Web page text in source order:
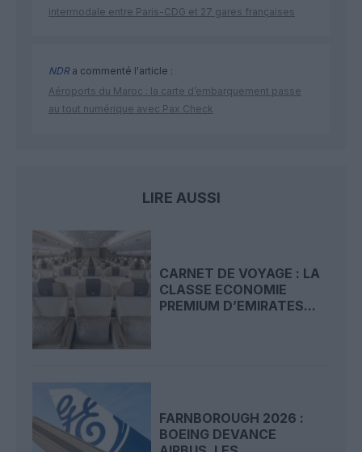
intermodale entre Paris-CDG et 27 gares françaises
NDRa commenté l'article :
Aéroports du Maroc : la carte d’embarquement passe
au tout numérique avec Pax Check
LIRE AUSSI
CARNET DE VOYAGE : LA
CLASSE ECONOMIE
PREMIUM D’EMIRATES...
FARNBOROUGH 2026 :
BOEING DEVANCE